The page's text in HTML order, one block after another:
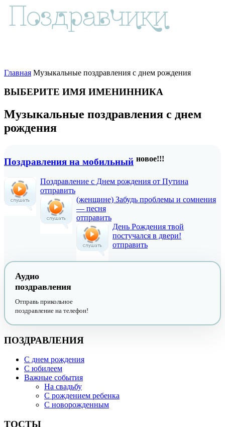
Главная Музыкальные поздравления с днем рождения
ВЫБЕРИТЕ ИМЯ ИМЕНИННИКА
Музыкальные поздравления с днем
рождения
Поздравления на мобильный новое!!!
Поздравление с Днем рождения от Путина
отправить
(женщине) Забудь проблемы и сомнения
— песня
отправить
День Рождения твой
постучался в двери!
отправить
Аудио
поздравления
Отправь прикольное
поздравление на телефон!
ПОЗДРАВЛЕНИЯ
С днем рождения
С юбилеем
Важные события
На свадьбу
С рождением ребенка
С новорожденным
ТОСТЫ